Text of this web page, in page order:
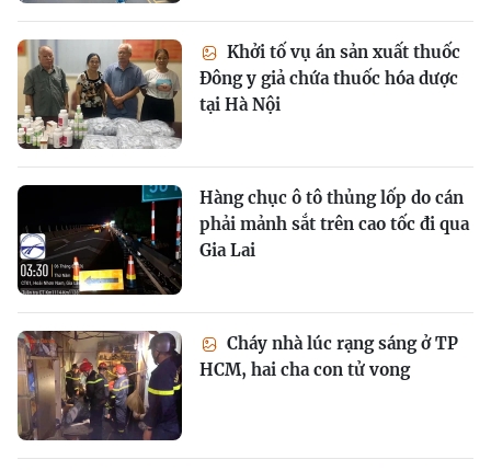
Khởi tố vụ án sản xuất thuốc
Đông y giả chứa thuốc hóa dược
tại Hà Nội
Hàng chục ô tô thủng lốp do cán
phải mảnh sắt trên cao tốc đi qua
Gia Lai
Cháy nhà lúc rạng sáng ở TP
HCM, hai cha con tử vong